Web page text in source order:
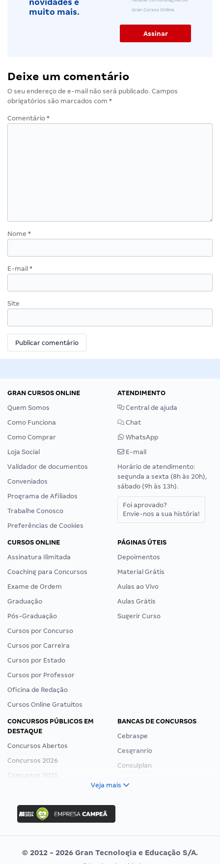
novidades e
muito mais.
Gran Cursos Online.
Deixe um comentário
O seu endereço de e-mail não será publicado. Campos
obrigatórios são marcados com *
Comentário *
Nome *
E-mail *
Site
GRAN CURSOS ONLINE
Quem Somos
Como Funciona
Como Comprar
Loja Social
Validador de documentos
Conveniados
Programa de Afiliados
Trabalhe Conosco
Preferências de Cookies
ATENDIMENTO
Central de ajuda
Chat
WhatsApp
E-mail
Horário de atendimento:
segunda a sexta (8h às 20h),
sábado (9h às 13h).
Foi aprovado?
Envie-nos a sua história!
CURSOS ONLINE
Assinatura Ilimitada
Coaching para Concursos
Exame de Ordem
Graduação
Pós-Graduação
Cursos por Concurso
Cursos por Carreira
Cursos por Estado
Cursos por Professor
Oficina de Redação
Cursos Online Gratuitos
PÁGINAS ÚTEIS
Depoimentos
Material Grátis
Aulas ao Vivo
Aulas Grátis
Sugerir Curso
CONCURSOS PÚBLICOS EM
DESTAQUE
Concursos Abertos
Concursos 2026
Concursos 2025
Concurso Ibama
Concurso MPU
Editais publicados
BANCAS DE CONCURSOS
Cebraspe
Cesgranrio
Consulplan
Vunesp
Veja mais
© 2012 - 2026 Gran Tecnologia e Educação S/A.